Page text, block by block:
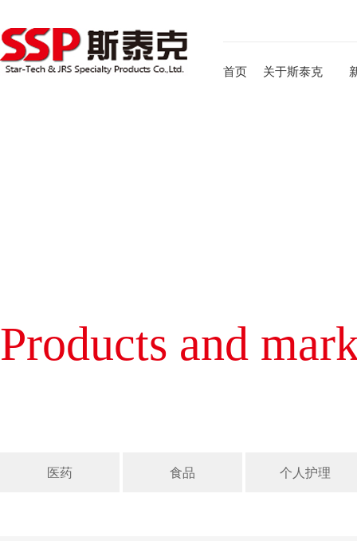
首页 关于斯泰克
Products and
医药 食品 个人护理